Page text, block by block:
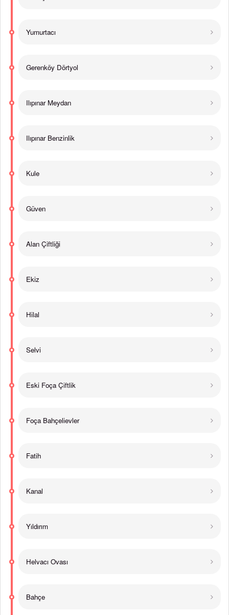
Yumurtacı
Gerenköy Dörtyol
Ilıpınar Meydan
Ilıpınar Benzinlik
Kule
Güven
Alan Çiftliği
Ekiz
Hilal
Selvi
Eski Foça Çiftlik
Foça Bahçelievler
Fatih
Kanal
Yıldırım
Helvacı Ovası
Bahçe